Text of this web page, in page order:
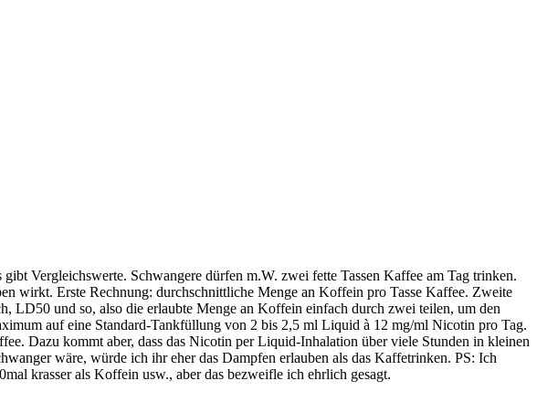
Vergleichswerte. Schwangere dürfen m.W. zwei fette Tassen Kaffee am Tag trinken.
wirkt. Erste Rechnung: durchschnittliche Menge an Koffein pro Tasse Kaffee. Zweite
LD50 und so, also die erlaubte Menge an Koffein einfach durch zwei teilen, um den
auf eine Standard-Tankfüllung von 2 bis 2,5 ml Liquid à 12 mg/ml Nicotin pro Tag.
Dazu kommt aber, dass das Nicotin per Liquid-Inhalation über viele Stunden in kleinen
wäre, würde ich ihr eher das Dampfen erlauben als das Kaffetrinken. PS: Ich
krasser als Koffein usw., aber das bezweifle ich ehrlich gesagt.